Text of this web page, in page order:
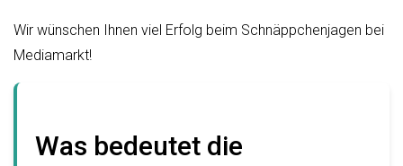
Wir wünschen Ihnen viel Erfolg beim Schnäppchenjagen bei
Mediamarkt!
Was bedeutet die